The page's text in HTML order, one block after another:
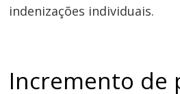
indenizações individuais.
Incremento de